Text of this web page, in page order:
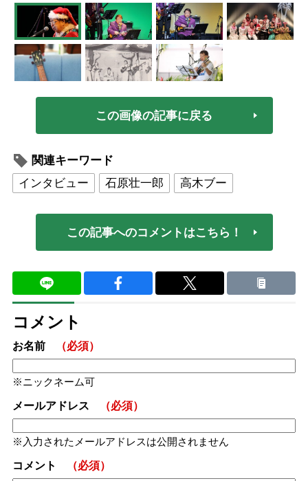
この画像の記事に戻る
関連キーワード
インタビュー
石原壮一郎 高木ブー
この記事へのコメントはこちら！
コメント
お名前 （必須）
ニックネーム可
メールアドレス （必須）
入力されたメールアドレスは公開されません
コメント （必須）